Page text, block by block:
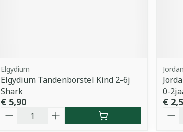
Elgydium
Elgydium Tandenborstel Kind 2-6j
Shark
€ 5,90
Jordan
0-
€